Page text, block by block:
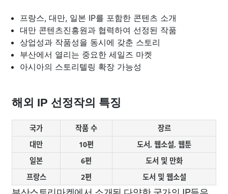
프랑스, 대만, 일본 IP를 포함한 콘텐츠 소개
대만 콘텐츠진흥원과 협력하여 선정된 작품
상업성과 작품성을 동시에 갖춘 스토리
부산에서 열리는 중요한 세일즈 마켓
아시아의 스토리텔링 확장 가능성
해외 IP 선정작의 특징
국가 작품 수
장르
대만
10편
도서, 웹소설, 웹툰
일본
6편
도서 및 만화
프랑스
2편 도서 및 웹소설